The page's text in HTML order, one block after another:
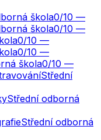
škola0/10 —
škola0/10 —
0/10 —
0/10 —
škola0/10 —
Střední
Střední odborná
Střední odborná